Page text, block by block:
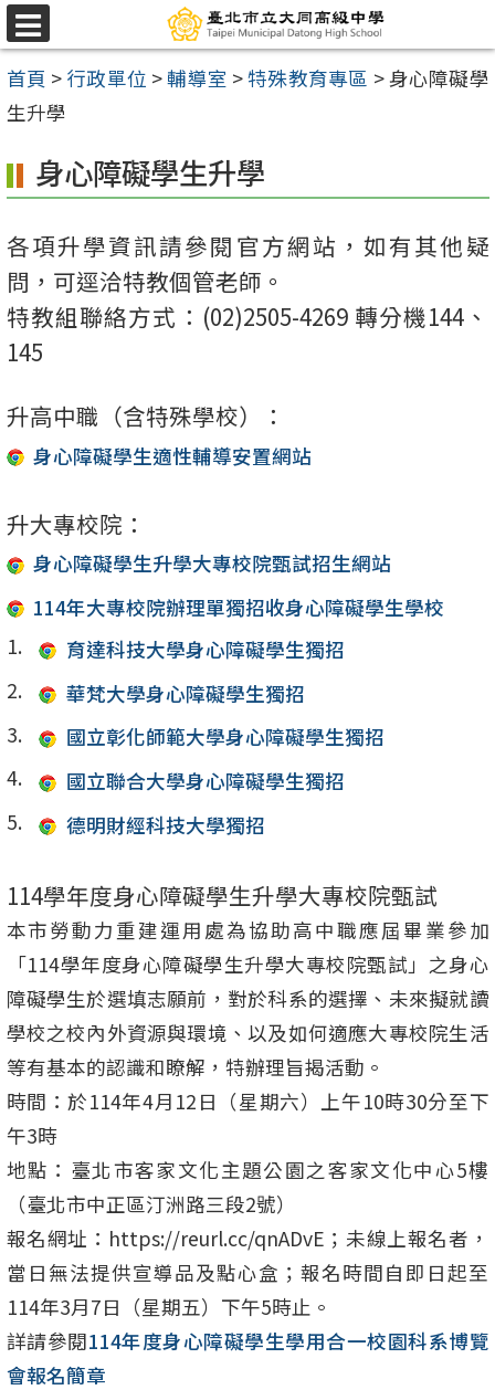
跳
至
主
要
容
選
單
首頁 > 行政單位 >輔導室 >特殊教育專區 > 身心障礙學
生升學
身心障礙學生升學
各項升學資訊請參閱官方網站，如有其他疑
問，可逕洽特教個管老師。
特教組聯絡方式：(02)2505-4269 轉分機144、
145
升高中職（含特殊學校）：
身心障礙學生適性輔導安置網站
升大專校院：
身心障礙學生升學大專校院甄試招生網站
114年大專校院辦理單獨招收身心障礙學生學校
育達科技大學身心障礙學生獨招
華梵大學身心障礙學生獨招
國立彰化師範大學身心障礙學生獨招
國立聯合大學身心障礙學生獨招
德明財經科技大學獨招
114學年度身心障礙學生升學大專校院甄試
本市勞動力重建運用處為協助高中職應屆畢業參加
「114學年度身心障礙學生升學大專校院甄試」之身心
障礙學生於選填志願前，對於科系的選擇、未來擬就讀
學校之校內外資源與環境、以及如何適應大專校院生活
等有基本的認識和瞭解，特辦理旨揭活動。
時間：於114年4月12日（星期六）上午10時30分至下
午3時
地點：臺北市客家文化主題公園之客家文化中心5樓
（臺北市中正區汀洲路三段2號）
報名網址：https://reurl.cc/qnADvE；未線上報名者，
當日無法提供宣導品及點心盒；報名時間自即日起至
114年3月7日（星期五）下午5時止。
詳請參閱114年度身心障礙學生學用合一校園科系博覽
會報名簡章